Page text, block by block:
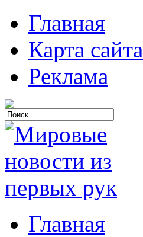
Главная
Карта сайта
Реклама
Главная